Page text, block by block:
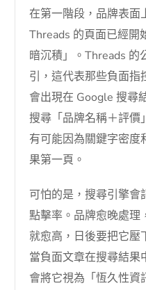
在第一階段，品牌表面
Threads 的頁面已經開
暗沉積」。Threads 的
引，這代表那些負面指
會出現在 Google 搜尋
搜尋「品牌名稱＋評價
有可能因為關鍵字密度
果第一頁。
可怕的是，搜尋引擎會
點擊率。品牌愈晚處理
就愈高，日後要把它壓
當負面文章在搜尋結果
會將它視為「恆久性資